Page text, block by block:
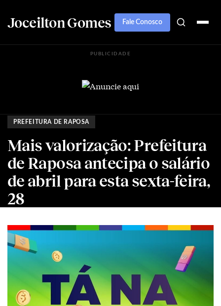
Joceilton Gomes Fale Conosco
PUBLICIDADE
PREFEITURA DE RAPOSA
Mais valorização: Prefeitura
de Raposa antecipa o salário
de abril para esta sexta-feira,
28